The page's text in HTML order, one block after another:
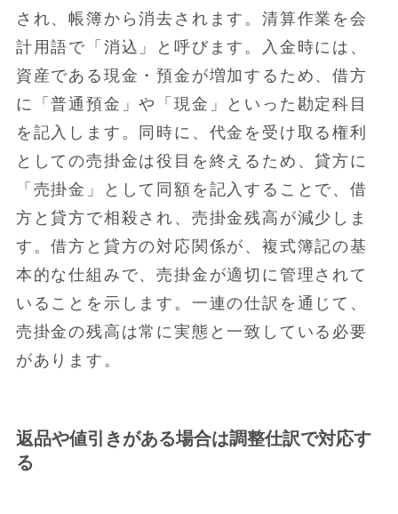
され、帳簿から消去されます。清算作業を会
計用語で「消込」と呼びます。入金時には、
資産である現金・預金が増加するため、借方
に「普通預金」や「現金」といった勘定科目
を記入します。同時に、代金を受け取る権利
としての売掛金は役目を終えるため、貸方に
「売掛金」として同額を記入することで、借
方と貸方で相殺され、売掛金残高が減少しま
す。借方と貸方の対応関係が、複式簿記の基
本的な仕組みで、売掛金が適切に管理されて
いることを示します。一連の仕訳を通じて、
売掛金の残高は常に実態と一致している必要
があります。
返品や値引きがある場合は調整仕訳で対応す
る